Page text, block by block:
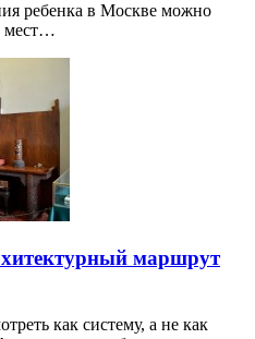
ребенка в Москве можно
мест…
маршрут
как систему, а не как